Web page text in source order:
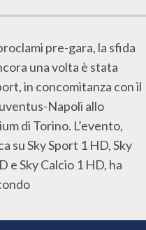
pre-gara, la sfida
una volta è stata
in concomitanza con il
Napoli allo
di Torino. L’evento,
su Sky Sport 1 HD, Sky
e Sky Calcio 1 HD, ha